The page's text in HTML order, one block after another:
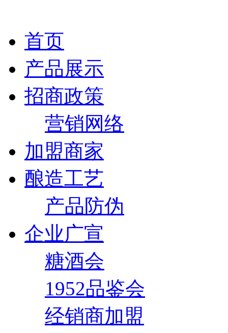
首页
产品展示
招商政策
营销网络
加盟商家
酿造工艺
产品防伪
企业广宣
糖酒会
1952品鉴会
经销商加盟